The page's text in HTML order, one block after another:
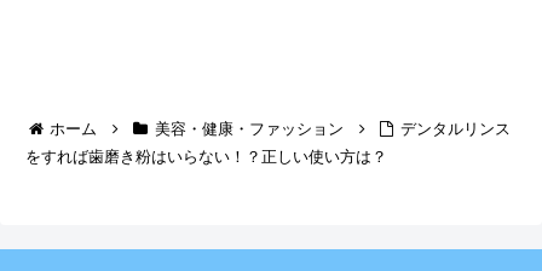
ホーム 美容・健康・ファッション
デンタルリンス
をすれば歯磨き粉はいらない！？正しい使い方は？